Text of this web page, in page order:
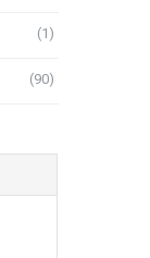
(1)
(90)